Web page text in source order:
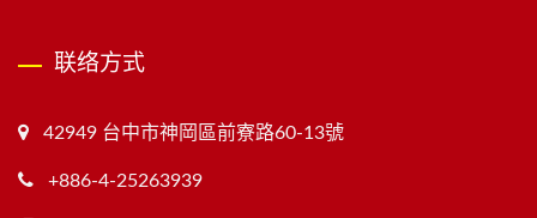
联络方式
42949 台中市神岡區前寮路60-13號
+886-4-25263939